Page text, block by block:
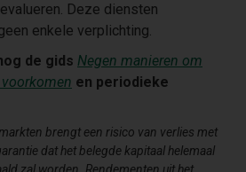
Deze diensten
enkele verplichting.
de gids Negen manieren om
en periodieke
brengt een risico van verlies met
dat het belegde kapitaal helemaal